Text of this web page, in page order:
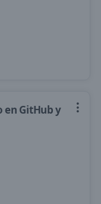
en GitHub y